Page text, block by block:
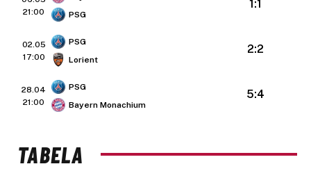
21:00
PSG
1:1
02.05
17:00
PSG
Lorient
2:2
28.04
21:00
PSG
Bayern Monachium
5:4
TABELA